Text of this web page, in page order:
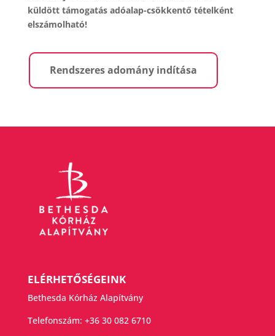
küldött támogatás adóalap-csökkentő tételként
elszámolható!
Rendszeres adomány indítása
ELÉRHETŐSÉGEINK
Bethesda Kórház Alapítvány
Telefonszám: +36 30 082 6710